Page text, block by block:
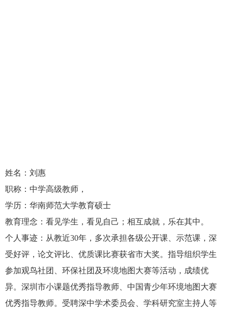
姓名：刘惠
职称：中学高级教师，
学历：华南师范大学教育硕士
教育理念：看见学生，看见自己；相互成就，乐在其中。
个人事迹：从教近30年，多次承担各级公开课、示范课，深
受好评，论文评比、优质课比赛获省市大奖。指导组织学生
参加观鸟社团、环保社团及环境地图大赛等活动，成绩优
异。深圳市小课题优秀指导教师、中国青少年环境地图大赛
优秀指导教师。受聘深中学术委员会、学科研究室主持人等